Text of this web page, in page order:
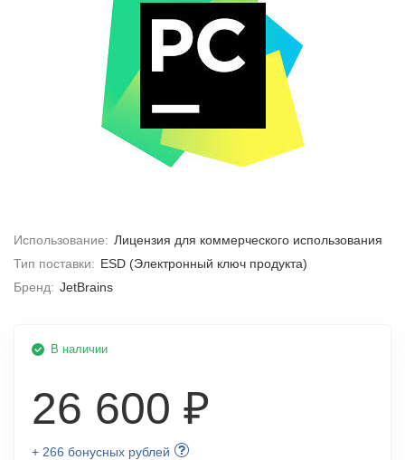
Использование: Лицензия для коммерческого использования
Тип поставки: ESD (Электронный ключ продукта)
Бренд: JetBrains
В наличии
26 600 ₽
+ 266 бонусных рублей